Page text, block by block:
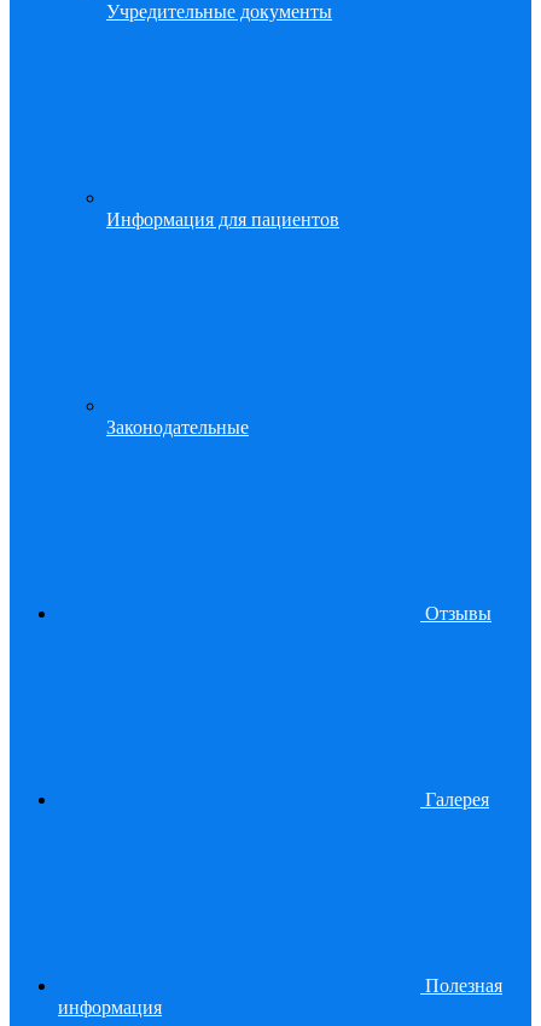
Учредительные документы
Информация для пациентов
Законодательные
Отзывы
Галерея
Полезная
информация